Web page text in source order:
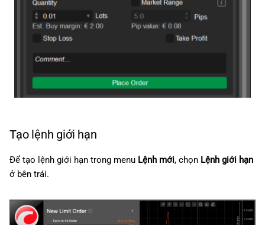
Tạo lệnh giới hạn
Để tạo lệnh giới hạn trong menu Lệnh mới, chọn Lệnh giới hạn
ở bên trái.